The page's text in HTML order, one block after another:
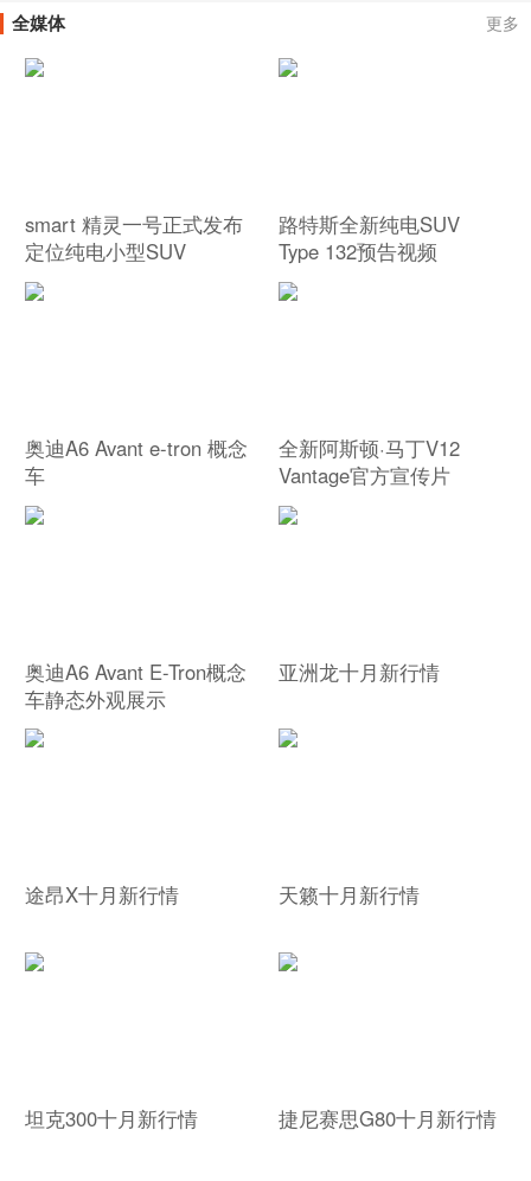
全媒体 更多
smart 精灵一号正式发布
定位纯电小型SUV
路特斯全新纯电SUV
Type 132预告视频
奥迪A6 Avant e-tron 概念
车
全新阿斯顿·马丁V12
Vantage官方宣传片
奥迪A6 Avant E-Tron概念
车静态外观展示
亚洲龙十月新行情
途昂X十月新行情 天籁十月新行情
坦克300十月新行情 捷尼赛思G80十月新行情